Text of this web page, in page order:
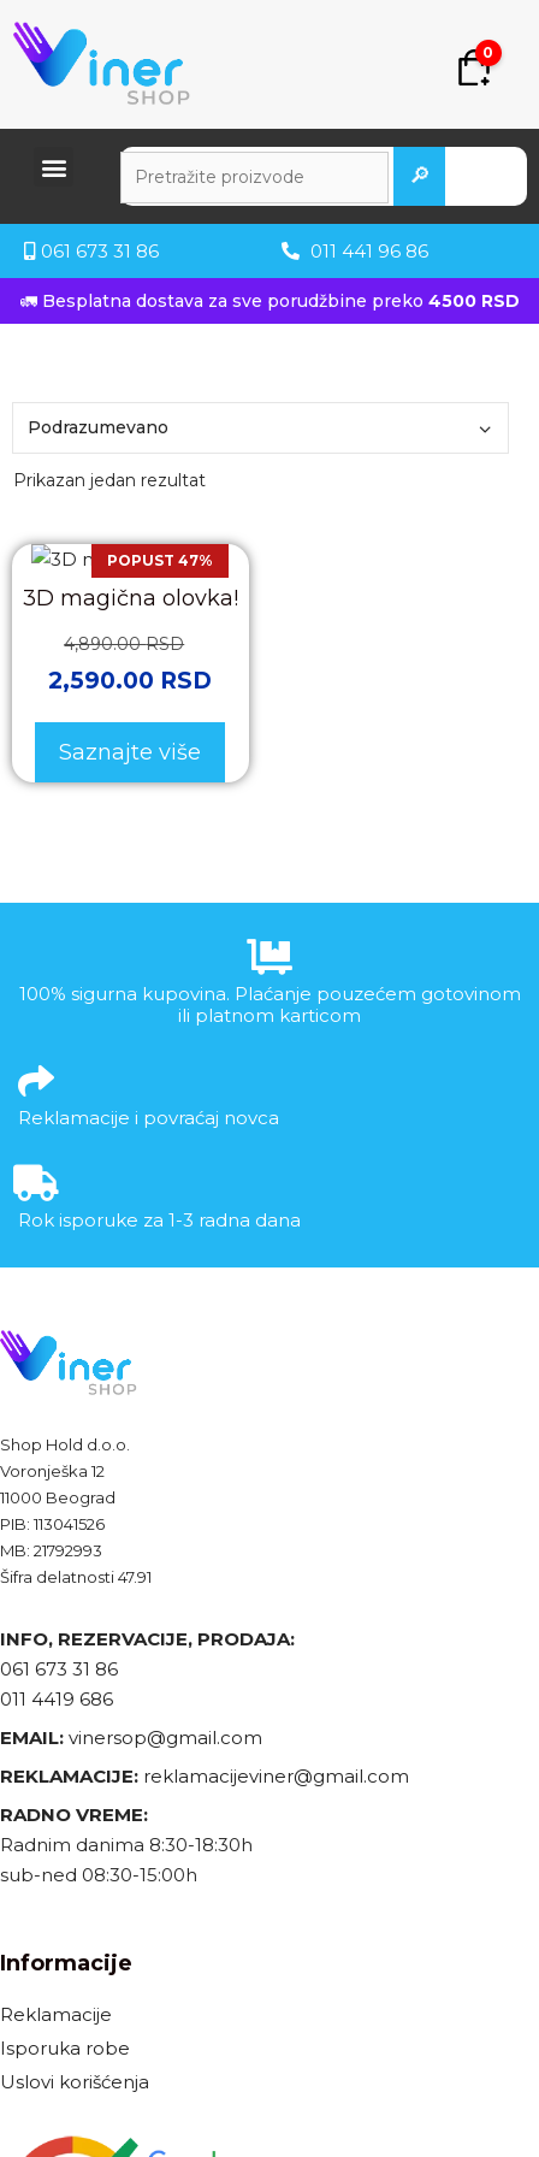
0
🔎
061 673 31 86 011 441 96 86
🚛 Besplatna dostava za sve porudžbine preko 4500 RSD
Prikazan jedan rezultat
POPUST 47%
3D magična olovka!
4,890.00RSD
2,590.00 RSD
Saznajte više
100% sigurna kupovina. Plaćanje pouzećem gotovinom
ili platnom karticom
Reklamacije i povraćaj novca
Rok isporuke za 1-3 radna dana
Shop Hold d.o.o.
Voronješka 12
11000 Beograd
PIB: 113041526
MB: 21792993
Šifra delatnosti 47.91
INFO, REZERVACIJE, PRODAJA:
061 673 31 86
011 4419 686
EMAIL: vinersop@gmail.com
REKLAMACIJE: reklamacijeviner@gmail.com
RADNO VREME:
Radnim danima 8:30-18:30h
sub-ned 08:30-15:00h
Informacije
Reklamacije
Isporuka robe
Uslovi korišćenja